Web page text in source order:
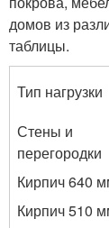
домов из
таблицы.
Тип нагрузки
Стены и
перегородки
Кирпич 640
Кирпич 510